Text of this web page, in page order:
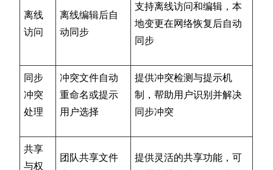
离线
访问
离线编辑后自
动同步
支持离线访问和编辑，本
地变更在网络恢复后自动
同步
同步
冲突
处理
冲突文件自动
重命名或提示
用户选择
提供冲突检测与提示机
制，帮助用户识别并解决
同步冲突
共享
与权
团队共享文件
提供灵活的共享功能，可